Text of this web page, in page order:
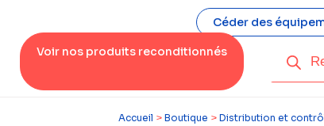
Céder des
Voir nos produits reconditionnés
Accueil > Boutique > Distribution et